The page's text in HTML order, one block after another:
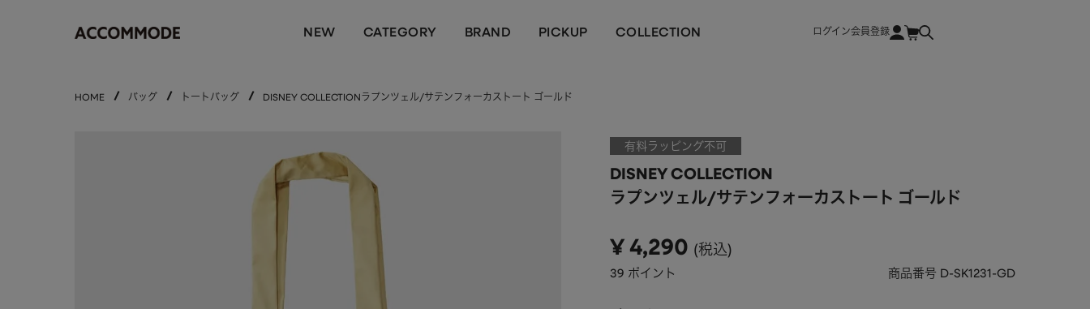
NEW CATEGORY BRAND PICKUP COLLECTION ログイン会員登録
HOME バッグ トートバッグ DISNEY COLLECTIONラプンツェル/サテンフォーカストート ゴールド
有料ラッピング不可
DISNEY COLLECTION
ラプンツェル/サテンフォーカストート ゴールド
¥ 4,290 税込
39 ポイント 商品番号 D-SK1231-GD